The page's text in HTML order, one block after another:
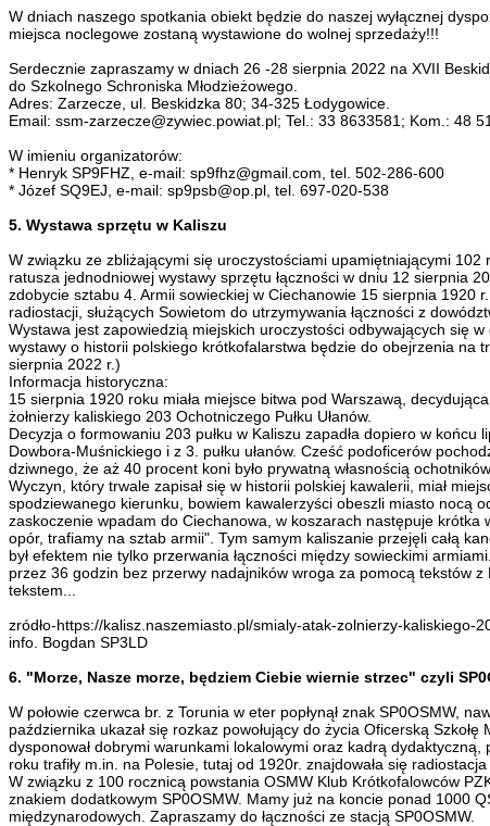
W dniach naszego spotkania obiekt będzie do naszej wyłącznej
miejsca noclegowe zostaną wystawione do wolnej sprzedaży!!!
Serdecznie zapraszamy w dniach 26 -28 sierpnia 2022 na XVII
do Szkolnego Schroniska Młodzieżowego.
Adres: Zarzecze, ul. Beskidzka 80; 34-325 Łodygowice.
Email: ssm-zarzecze@zywiec.powiat.pl; Tel.: 33 8633581; Kom.: 48
W imieniu organizatorów:
* Henryk SP9FHZ, e-mail: sp9fhz@gmail.com, tel. 502-286-600
* Józef SQ9EJ, e-mail: sp9psb@op.pl, tel. 697-020-538
5. Wystawa sprzętu w Kaliszu
W związku ze zbliżającymi się uroczystościami upamiętniającymi
ratusza jednodniowej wystawy sprzętu łączności w dniu 12 sierpnia
zdobycie sztabu 4. Armii sowieckiej w Ciechanowie 15 sierpnia 1920
radiostacji, służących Sowietom do utrzymywania łączności z
Wystawa jest zapowiedzią miejskich uroczystości odbywających się
wystawy o historii polskiego krótkofalarstwa będzie do obejrzenia na
sierpnia 2022 r.)
Informacja historyczna:
15 sierpnia 1920 roku miała miejsce bitwa pod Warszawą,
żołnierzy kaliskiego 203 Ochotniczego Pułku Ułanów.
Decyzja o formowaniu 203 pułku w Kaliszu zapadła dopiero w
Dowbora-Muśnickiego i z 3. pułku ułanów. Cześć podoficerów
dziwnego, że aż 40 procent koni było prywatną własnością
Wyczyn, który trwale zapisał się w historii polskiej kawalerii, miał
spodziewanego kierunku, bowiem kawalerzyści obeszli miasto nocą
zaskoczenie wpadam do Ciechanowa, w koszarach następuje
opór, trafiamy na sztab armii". Tym samym kaliszanie przejęli całą
był efektem nie tylko przerwania łączności między sowieckimi
przez 36 godzin bez przerwy nadajników wroga za pomocą tekstów
tekstem...
zródło-https://kalisz.naszemiasto.pl/smialy-atak-zolnierzy-kaliskiego-
info. Bogdan SP3LD
6. "Morze, Nasze morze, będziem Ciebie wiernie strzec" czyli
W połowie czerwca br. z Torunia w eter popłynął znak SP0OSMW,
października ukazał się rozkaz powołujący do życia Oficerską
dysponował dobrymi warunkami lokalowymi oraz kadrą
roku trafiły m.in. na Polesie, tutaj od 1920r. znajdowała się
W związku z 100 rocznicą powstania OSMW Klub Krótkofalowców
znakiem dodatkowym SP0OSMW. Mamy już na koncie ponad 1000
międzynarodowych. Zapraszamy do łączności ze stacją SP0OSMW.